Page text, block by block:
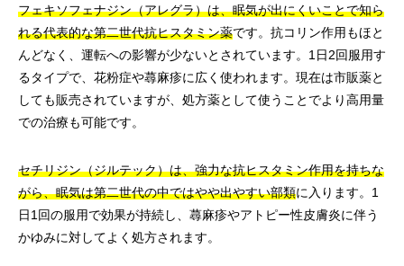
フェキソフェナジン（アレグラ）は、眠気が出にくいことで知ら
れる代表的な第二世代抗ヒスタミン薬です。抗コリン作用もほと
んどなく、運転への影響が少ないとされています。1日2回服用す
るタイプで、花粉症や蕁麻疹に広く使われます。現在は市販薬と
しても販売されていますが、処方薬として使うことでより高用量
での治療も可能です。
セチリジン（ジルテック）は、強力な抗ヒスタミン作用を持ちな
がら、眠気は第二世代の中ではやや出やすい部類に入ります。1
日1回の服用で効果が持続し、蕁麻疹やアトピー性皮膚炎に伴う
かゆみに対してよく処方されます。